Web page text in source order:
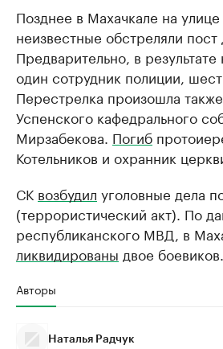
Позднее в Махачкале на
неизвестные обстреляли
Предварительно, в результате
один сотрудник полиции,
Перестрелка произошла
Успенского кафедрального
Мирзабекова. Погиб
Котельников и охранник
СК возбудил уголовные дела
(террористический акт). По
республиканского МВД, в
ликвидированы двое боевиков.
Авторы
Наталья Радчук